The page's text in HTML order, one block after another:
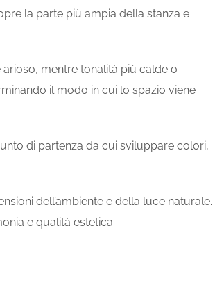
la parte più ampia della stanza e
mentre tonalità più calde o
il modo in cui lo spazio viene
di partenza da cui sviluppare colori,
dell’ambiente e della luce naturale.
e qualità estetica.